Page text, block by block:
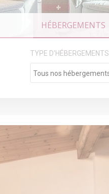
HÉBERGEMENTS
TYPE D'HÉBERGEMENTS